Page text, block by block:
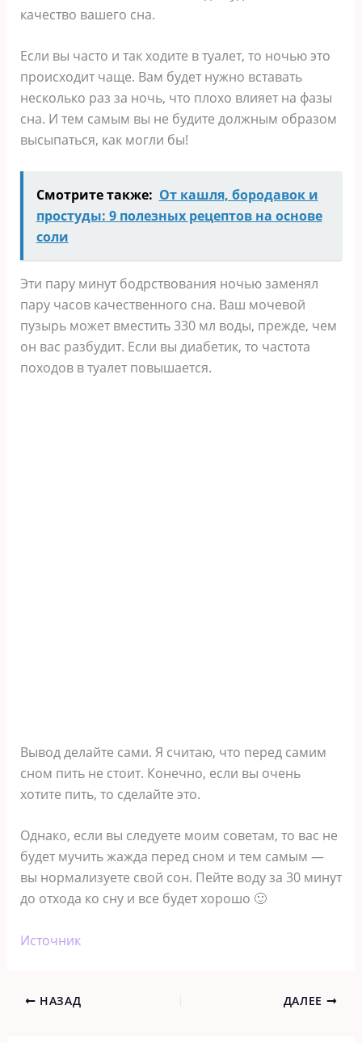
качество вашего сна.
Если вы часто и так ходите в туалет, то ночью это
происходит чаще. Вам будет нужно вставать
несколько раз за ночь, что плохо влияет на фазы
сна. И тем самым вы не будите должным образом
высыпаться, как могли бы!
Смотрите также: От кашля, бородавок и
простуды: 9 полезных рецептов на основе
соли
Эти пару минут бодрствования ночью заменял
пару часов качественного сна. Ваш мочевой
пузырь может вместить 330 мл воды, прежде, чем
он вас разбудит. Если вы диабетик, то частота
походов в туалет повышается.
Вывод делайте сами. Я считаю, что перед самим
сном пить не стоит. Конечно, если вы очень
хотите пить, то сделайте это.
Однако, если вы следуете моим советам, то вас не
будет мучить жажда перед сном и тем самым —
вы нормализуете свой сон. Пейте воду за 30 минут
до отхода ко сну и все будет хорошо 🙂
Источник
НАЗАД ДАЛЕЕ